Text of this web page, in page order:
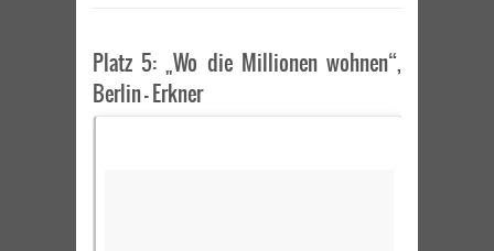
Platz 5: „Wo die Millionen wohnen“,
Berlin – Erkner